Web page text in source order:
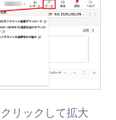
リックして拡大